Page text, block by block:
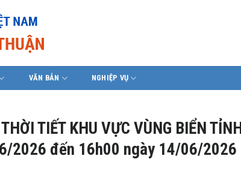
VĂN BẢN NGHIỆP VỤ
TIẾT KHU VỰC VÙNG BIỂN
2026 đến 16h00 ngày 14/06/2026